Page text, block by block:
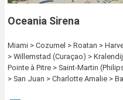
Oceania Sirena
Miami > Cozumel > Roatan >
> Willemstad (Curaçao) >
Pointe à Pitre > Saint-Martin
> San Juan > Charlotte Amalie >